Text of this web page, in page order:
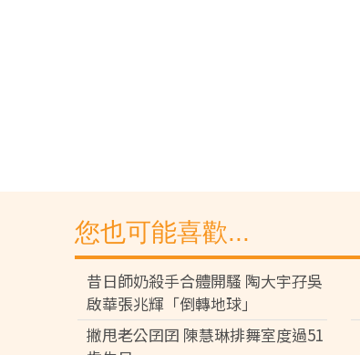
您也可能喜歡...
昔日師奶殺手合體開騷 陶大宇孖吳
啟華張兆輝「倒轉地球」
撇甩老公囝囝 陳慧琳排舞室度過51